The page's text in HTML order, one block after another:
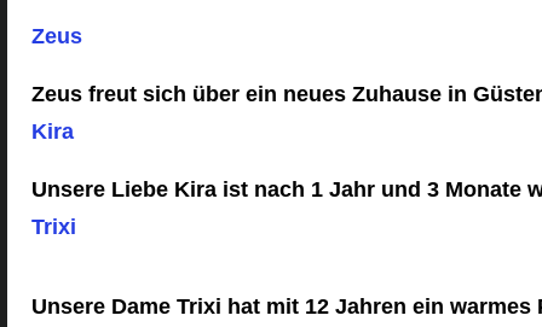
Zeus
Zeus freut sich über ein neues Zuhause in
Kira
Unsere Liebe Kira ist nach 1 Jahr und 3 Monate
Trixi
Unsere Dame Trixi hat mit 12 Jahren ein